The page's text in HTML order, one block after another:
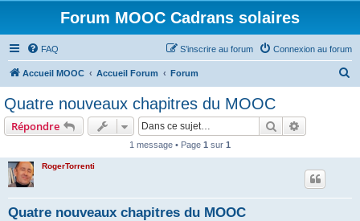
Forum MOOC Cadrans solaires
FAQ Connexion au forum
S’inscrire au forum
Accueil MOOC Accueil Forum Forum
Quatre nouveaux chapitres du MOOC
Répondre Rechercher
1 message • Page 1 sur 1
RogerTorrenti
Quatre nouveaux chapitres du MOOC